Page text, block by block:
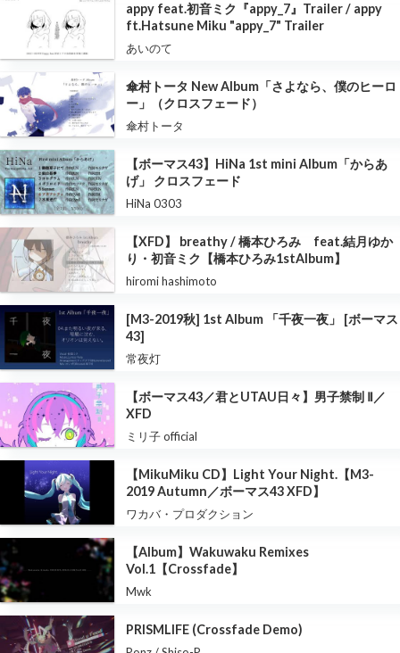
appy feat.初音ミク『appy_7』Trailer / appy
ft.Hatsune Miku "appy_7" Trailer
あいのて
傘村トータ New Album「さよなら、僕のヒーロ
ー」（クロスフェード）
傘村トータ
【ボーマス43】HiNa 1st mini Album「からあ
げ」 クロスフェード
HiNa 0303
【XFD】 breathy / 橋本ひろみ feat.結月ゆか
り・初音ミク【橋本ひろみ1stAlbum】
hiromi hashimoto
[M3-2019秋] 1st Album 「千夜一夜」 [ボーマス
43]
常夜灯
【ボーマス43／君とUTAU日々】男子禁制 Ⅱ／
XFD
ミリ子 official
【MikuMiku CD】Light Your Night.【M3-
2019 Autumn／ボーマス43 XFD】
ワカバ・プロダクション
【Album】Wakuwaku Remixes
Vol.1【Crossfade】
Mwk
PRISMLIFE (Crossfade Demo)